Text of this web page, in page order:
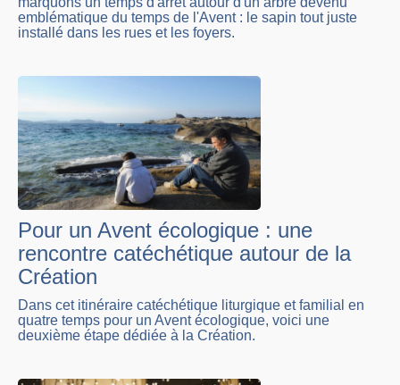
emblématique du temps de l'Avent : le sapin tout juste
installé dans les rues et les foyers.
Pour un Avent écologique : une
rencontre catéchétique autour de la
Création
Dans cet itinéraire catéchétique liturgique et familial en
quatre temps pour un Avent écologique, voici une
deuxième étape dédiée à la Création.